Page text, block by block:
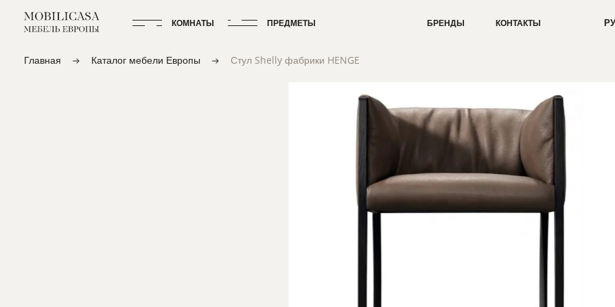
КОМНАТЫ ПРЕДМЕТЫ БРЕНДЫ КОНТАКТЫ
Главная Каталог мебели Европы Стул Shelly фабрики HENGE